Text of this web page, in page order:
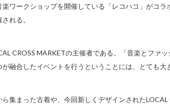
楽ワークショップを開催している「レコハコ」がコ
れる。
CROSS MARKETの主催者である。「音楽とファ
が融合したイベントを行うということには、とても
ら集まった古着や、今回新しくデザインされた